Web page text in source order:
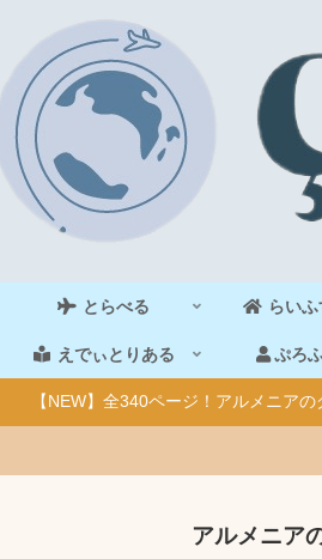
とらべる らい
えでぃとりある ぷろ
【NEW】全340ページ！アルメニア
アルメニア